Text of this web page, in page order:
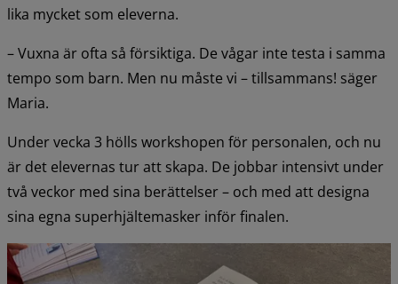
lika mycket som eleverna.
– Vuxna är ofta så försiktiga. De vågar inte testa i samma
tempo som barn. Men nu måste vi – tillsammans! säger
Maria.
Under vecka 3 hölls workshopen för personalen, och nu
är det elevernas tur att skapa. De jobbar intensivt under
två veckor med sina berättelser – och med att designa
sina egna superhjältemasker inför finalen.